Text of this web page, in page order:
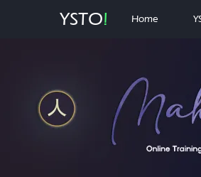
YSTO! Home